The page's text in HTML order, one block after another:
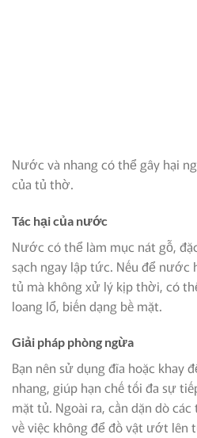
Nước và nhang có thể gây hại
của tủ thờ.
Tác hại của nước
Nước có thể làm mục nát gỗ,
sạch ngay lập tức. Nếu để nước
tủ mà không xử lý kịp thời, có
loang lổ, biến dạng bề mặt.
Giải pháp phòng ngừa
Bạn nên sử dụng đĩa hoặc khay
nhang, giúp hạn chế tối đa sự
mặt tủ. Ngoài ra, cần dặn dò
về việc không để đồ vật ướt lên